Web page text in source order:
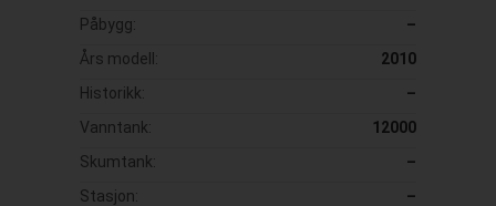
Påbygg:
–
Års modell:
2010
Historikk:
–
Vanntank:
12000
Skumtank:
–
Stasjon:
–